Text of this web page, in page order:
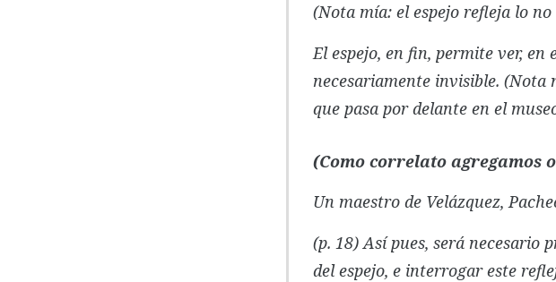
(Nota mía: el espejo refleja lo
El espejo, en fin, permite ver,
necesariamente invisible. (Nota
que pasa por delante en el
(Como correlato agregamos
Un maestro de Velázquez,
(p. 18) Así pues, será necesario
del espejo, e interrogar este